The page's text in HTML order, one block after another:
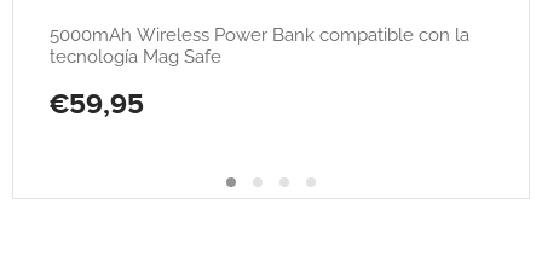
5000mAh Wireless Power Bank compatible con la
tecnología Mag Safe
€59,95